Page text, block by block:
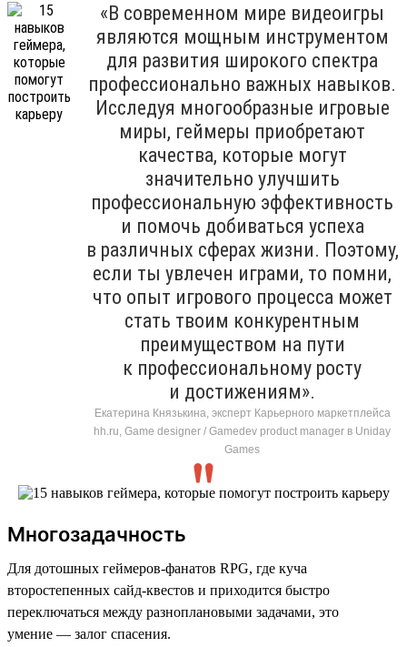
«В современном мире видеоигры
являются мощным инструментом
для развития широкого спектра
профессионально важных навыков.
Исследуя многообразные игровые
миры, геймеры приобретают
качества, которые могут
значительно улучшить
профессиональную эффективность
и помочь добиваться успеха
в различных сферах жизни. Поэтому,
если ты увлечен играми, то помни,
что опыт игрового процесса может
стать твоим конкурентным
преимуществом на пути
к профессиональному росту
и достижениям».
Екатерина Князькина, эксперт Карьерного маркетплейса
hh.ru, Game designer / Gamedev product manager в Uniday
Games
Многозадачность
Для дотошных геймеров-фанатов RPG, где куча
второстепенных сайд-квестов и приходится быстро
переключаться между разноплановыми задачами, это
умение — залог спасения.